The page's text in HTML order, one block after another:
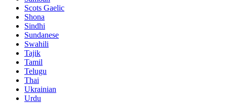
Scots Gaelic
Shona
Sindhi
Sundanese
Swahili
Tajik
Tamil
Telugu
Thai
Ukrainian
Urdu